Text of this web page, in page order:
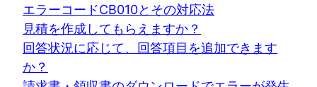
エラーコードCB010とその対応法
見積を作成してもらえますか？
回答状況に応じて、回答項目を追加できます
か？